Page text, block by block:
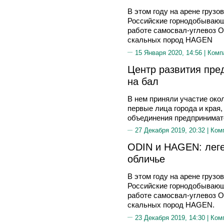
В этом году на арене
Российские
работе самосвал-углевоз
скальных пород HAGEN
15 Января 2020, 14:56 |
Центр развития
на бал
В нем приняли участие
первые лица города и
объединения
27 Декабря 2019, 20:32 |
ODIN и HAGEN:
обличье
В этом году на арене
Российские
работе самосвал-углевоз
скальных пород HAGEN.
23 Декабря 2019, 14:30 |